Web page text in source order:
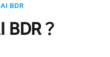
BDR
BDR？